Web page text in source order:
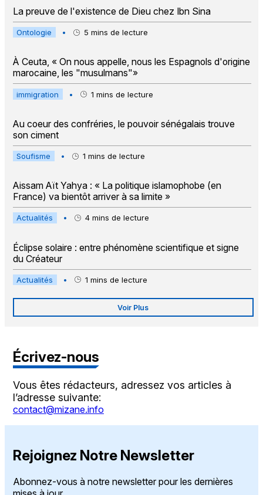
La preuve de l'existence de Dieu chez Ibn Sina
Ontologie • 5 mins de lecture
À Ceuta, « On nous appelle, nous les Espagnols d'origine
marocaine, les "musulmans"»
immigration • 1 mins de lecture
Au coeur des confréries, le pouvoir sénégalais trouve
son ciment
Soufisme • 1 mins de lecture
Aissam Aït Yahya : « La politique islamophobe (en
France) va bientôt arriver à sa limite »
Actualités • 4 mins de lecture
Éclipse solaire : entre phénomène scientifique et signe
du Créateur
Actualités • 1 mins de lecture
Voir Plus
Écrivez-nous
Vous êtes rédacteurs, adressez vos articles à
l’adresse suivante:
contact@mizane.info
Rejoignez Notre Newsletter
Abonnez-vous à notre newsletter pour les dernières